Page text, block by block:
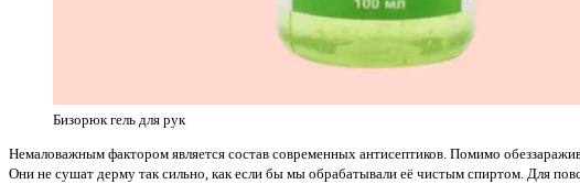
Бизорюк гель для рук
Немаловажным фактором является состав современных антисептиков. Помимо
Они не сушат дерму так сильно, как если бы мы обрабатывали её чистым спиртом. Для